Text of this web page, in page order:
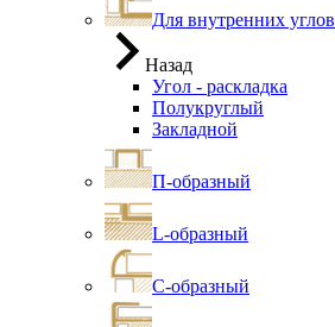
Для внутренних углов
Назад
Угол - раскладка
Полукруглый
Закладной
П-образный
L-образный
С-образный